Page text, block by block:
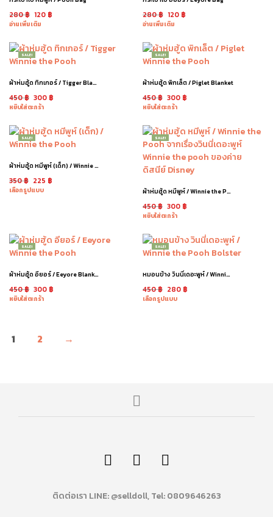
280฿ 120 ฿
อ่านเพิ่มเติม
280฿ 120 ฿
อ่านเพิ่มเติม
SALE!
ผ้าห่มฮู้ด ทิกเกอร์ / Tigger Blanket
450฿ 300 ฿
หยิบใส่ตะกร้า
SALE!
ผ้าห่มฮู้ด พิกเล็ต / Piglet Blanket
450฿ 300 ฿
หยิบใส่ตะกร้า
SALE!
ผ้าห่มฮู้ด หมีพูห์ (เด็ก) / Winnie the Pooh Blanket
350฿ 225 ฿
เลือกรูปแบบ
SALE!
ผ้าห่มฮู้ด หมีพูห์ / Winnie the Pooh Blanket
450฿ 300 ฿
หยิบใส่ตะกร้า
SALE!
ผ้าห่มฮู้ด อียอร์ / Eeyore Blanket
450฿ 300 ฿
หยิบใส่ตะกร้า
SALE!
หมอนข้าง วินนี่เดอะพูห์ / Winnie the Pooh
450฿ 280 ฿
เลือกรูปแบบ
1 2 →
ติดต่อเรา LINE: @selldoll, Tel: 0809646263